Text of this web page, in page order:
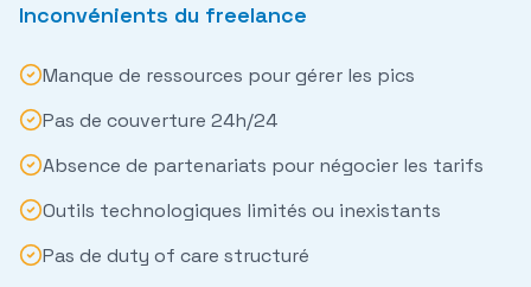
Inconvénients du freelance
Manque de ressources pour gérer les pics
Pas de couverture 24h/24
Absence de partenariats pour négocier les tarifs
Outils technologiques limités ou inexistants
Pas de duty of care structuré